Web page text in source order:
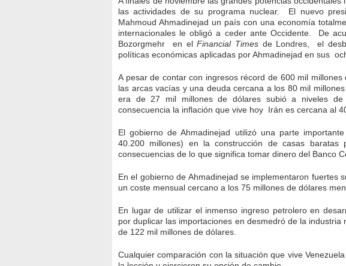
las actividades de su programa nuclear. El nuevo
Mahmoud Ahmadinejad un país con una economía
internacionales le obligó a ceder ante Occidente. De
Bozorgmehr en elFinancial Times de Londres, el
políticas económicas aplicadas por Ahmadinejad en sus
A pesar de contar con ingresos récord de 600 mil
las arcas vacías y una deuda cercana a los 80 mil
era de 27 mil millones de dólares subió a niveles
consecuencia la inflación que vive hoy Irán es cercana al
El gobierno de Ahmadinejad utilizó una parte
40.200 millones) en la construcción de casas
consecuencias de lo que significa tomar dinero del Banco
En el gobierno de Ahmadinejad se implementaron fuertes
un coste mensual cercano a los 75 millones de dólares
En lugar de utilizar el inmenso ingreso petrolero en
por duplicar las importaciones en desmedró de la
de 122 mil millones de dólares.
Cualquier comparación con la situación que vive